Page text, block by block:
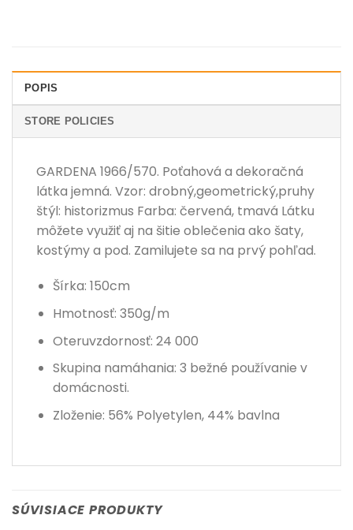
POPIS
STORE POLICIES
GARDENA 1966/570. Poťahová a dekoračná
látka jemná. Vzor: drobný,geometrický,pruhy
štýl: historizmus Farba: červená, tmavá Látku
môžete využiť aj na šitie oblečenia ako šaty,
kostýmy a pod. Zamilujete sa na prvý pohľad.
Šírka: 150cm
Hmotnosť: 350g/m
Oteruvzdornosť: 24 000
Skupina namáhania: 3 bežné používanie v
domácnosti.
Zloženie: 56% Polyetylen, 44% bavlna
SÚVISIACE PRODUKTY